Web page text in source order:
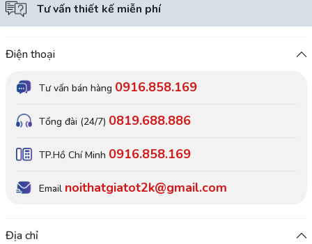
Tư vấn thiết kế miễn phí
Điện thoại
Tư vấn bán hàng 0916.858.169
Tổng đài (24/7) 0819.688.886
TP.Hồ Chí Minh 0916.858.169
Email noithatgiatot2k@gmail.com
Địa chỉ